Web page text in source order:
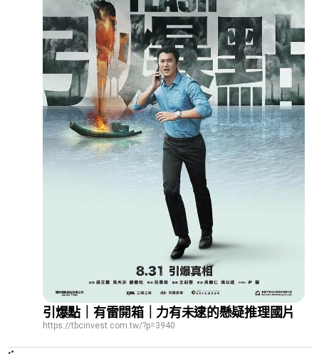
引爆點｜有雷開箱｜力有未逮的懸疑推理國片
https://tbcinvest.com.tw/?p=3940